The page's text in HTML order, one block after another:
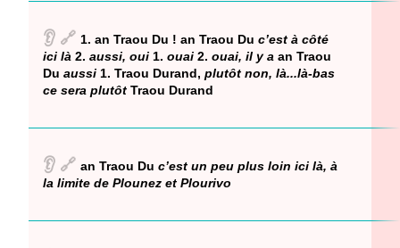
👂 🔗 1. an Traou Du ! an Traou Du c’est à côté
ici là 2. aussi, oui 1. ouai 2. ouai, il y a an Traou
Du aussi 1. Traou Durand, plutôt non, là...là-bas
ce sera plutôt Traou Durand
👂 🔗 an Traou Du c’est un peu plus loin ici là, à
la limite de Plounez et Plourivo